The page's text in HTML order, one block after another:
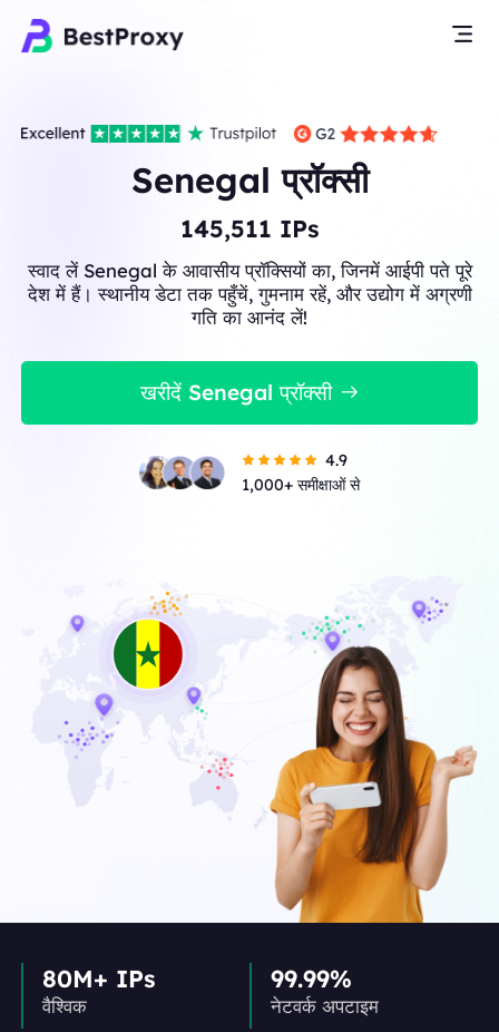
Senegal प्रॉक्सी
145,511 IPs
स्वाद लें Senegal के आवासीय प्रॉक्सियों का, जिनमें आईपी पते पूरे
देश में हैं। स्थानीय डेटा तक पहुँचें, गुमनाम रहें, और उद्योग में अग्रणी
गति का आनंद लें!
खरीदें Senegal प्रॉक्सी
4.9
1,000+ समीक्षाओं से
80M+ IPs
वैश्विक
99.99%
नेटवर्क अपटाइम